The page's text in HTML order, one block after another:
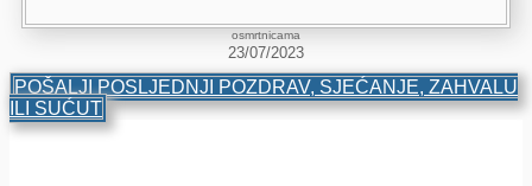
osmrtnicama
23/07/2023
POŠALJI POSLJEDNJI POZDRAV, SJEĆANJE, ZAHVALU
ILI SUĆUT